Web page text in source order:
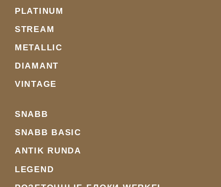
PLATINUM
STREAM
METALLIC
DIAMANT
VINTAGE
SNABB
SNABB BASIC
ANTIK RUNDA
LEGEND